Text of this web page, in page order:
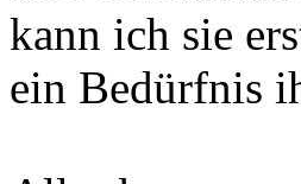
kann ich sie
ein Bedürfnis